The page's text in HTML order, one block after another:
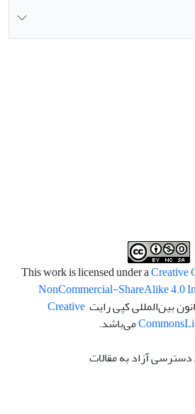
Creative
NonCommercial-ShareAlike 4.0
بین‌المللی کپی رایتCreative
Commonsمی‌باشد.